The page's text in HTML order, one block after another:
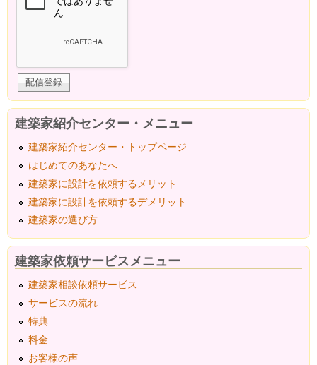
建築家紹介センター・メニュー
建築家紹介センター・トップページ
はじめてのあなたへ
建築家に設計を依頼するメリット
建築家に設計を依頼するデメリット
建築家の選び方
建築家依頼サービスメニュー
建築家相談依頼サービス
サービスの流れ
特典
料金
お客様の声